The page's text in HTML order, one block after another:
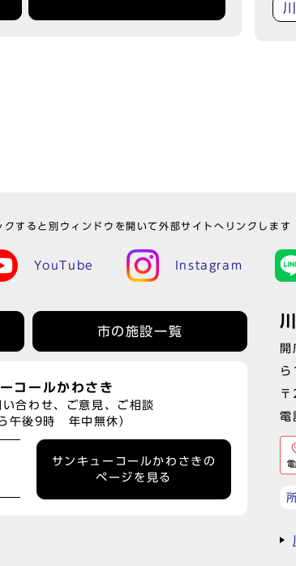
クすると別ウィンドウを開いて外部サイトへリンクします
YouTube Instagram
市の施設一覧
コールかわさき
合わせ、ご意見、ご相談
午後9時 年中無休）
サンキューコールかわさきの
ページを見る
ら
電